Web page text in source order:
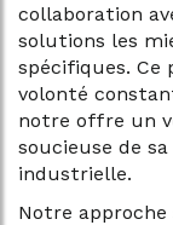
collaboration
solutions les
spécifiques.
volonté
notre offre un
soucieuse de
industrielle.
Notre